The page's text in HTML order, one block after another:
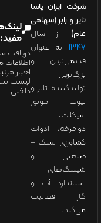
شرکت ایران یاسا
تایر و رابر (سهامی
عام) از سال
۱۳۴۷ به عنوان
قدیمی‌ترین و
بزرگ‌ترین
تولیدکننده تایر و
تیوب موتور
سیکلت،
دوچرخه، ادوات
کشاورزی سبک –
صنعتی و
شیلنگ‌های
استاندارد آب و
گاز فعالیت
می‌کند.
مفید:
دریافت
اطلاعات
اخبار
لیست
داخلی